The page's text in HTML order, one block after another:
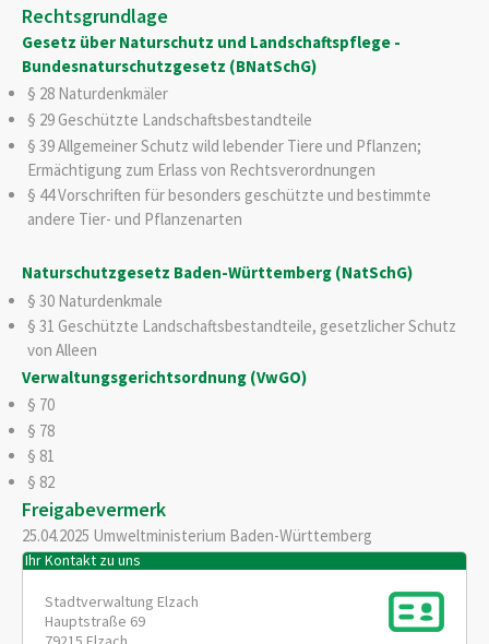
Rechtsgrundlage
Gesetz über Naturschutz und Landschaftspflege -
Bundesnaturschutzgesetz (BNatSchG)
§ 28 Naturdenkmäler
§ 29 Geschützte Landschaftsbestandteile
§ 39 Allgemeiner Schutz wild lebender Tiere und Pflanzen;
Ermächtigung zum Erlass von Rechtsverordnungen
§ 44 Vorschriften für besonders geschützte und bestimmte
andere Tier- und Pflanzenarten
Naturschutzgesetz Baden-Württemberg (NatSchG)
§ 30 Naturdenkmale
§ 31 Geschützte Landschaftsbestandteile, gesetzlicher Schutz
von Alleen
Verwaltungsgerichtsordnung (VwGO)
§ 70
§ 78
§ 81
§ 82
Freigabevermerk
25.04.2025 Umweltministerium Baden-Württemberg
Ihr Kontakt zu uns
Stadtverwaltung Elzach
Hauptstraße 69